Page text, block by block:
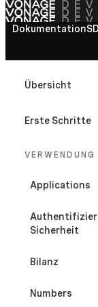
Dokumentation
Alle
Übersicht
Erste Schritte
VERWENDUNG
Applications
Sicherheit
Bilanz
Numbers